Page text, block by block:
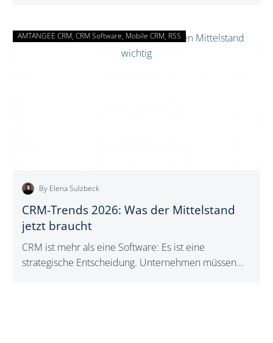
CRM-
Trends
AMTANGEE CRM CRM Software Mobile CRM RSS
By Elena Sulzbeck
CRM-Trends 2026: Was der Mittelstand
jetzt braucht
CRM ist mehr als eine Software: Es ist eine
strategische Entscheidung. Unternehmen müssen